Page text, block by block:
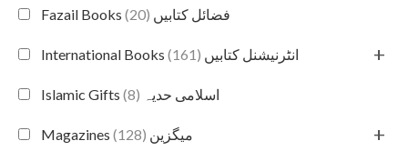
Fazail Books فضائل کتابیں (20)
International Books انٹرنیشنل کتابیں (161) +
Islamic Gifts اسلامی حدیہ (8)
Magazines میگزین (128) +